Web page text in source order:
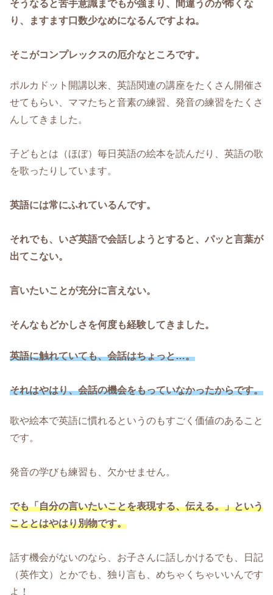
そうなると苦手意識までもが強まり、間違うのが怖くな
り、ますます口数少なめになるんですよね。
そこがコンプレックスの厄介なところです。
ポルカドット開講以来、英語関連の講座をたくさん開催さ
せてもらい、ママたちと音素の練習、発音の練習をたくさ
んしてきました。
子どもとは（ほぼ）毎日英語の絵本を読んだり、英語の歌
を歌ったりしています。
英語には常にふれているんです。
それでも、いざ英語で会話しようとすると、パッと言葉が
出てこない。
言いたいことが充分に言えない。
そんなもどかしさを何度も経験してきました。
英語に触れていても、会話はちょっと…。
それはやはり、会話の機会をもっていなかったからです。
歌や絵本で英語に慣れるというのもすごく価値のあること
です。
発音の学びも練習も、欠かせません。
でも「自分の言いたいことを表現する、伝える。」という
こととはやはり別物です。
話す機会がないのなら、お子さんに話しかけるでも、日記
（英作文）とかでも、独り言も、めちゃくちゃいいんです
よ！